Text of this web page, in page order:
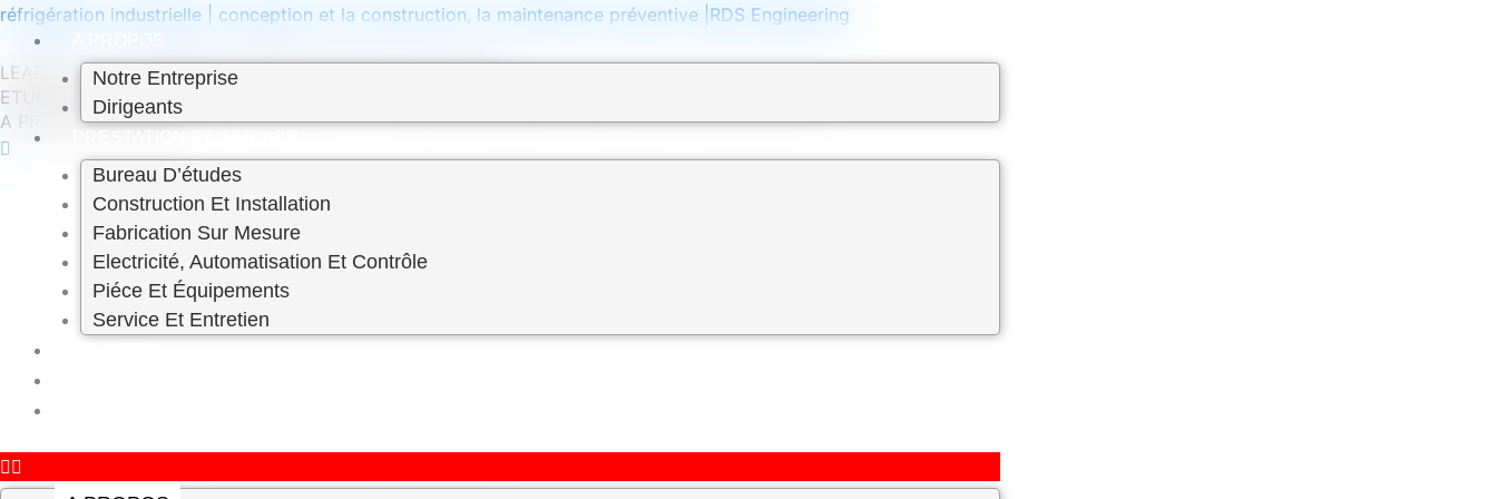
Skip
content
réfrigération industrielle | conception et la construction, la maintenance préventive |RDS Engineering
Notre Entreprise
Dirigeants
Bureau D’études
Construction Et Installation
Fabrication Sur Mesure
Electricité, Automatisation Et Contrôle
Piéce Et Équipements
Service Et Entretien
LEADER DE LA REFRIGERATION INDUSTRIELLE AU MAROC
ETUDE / CONCEPTION / CONSTRUCTION – ENTRETIEN PREVENTIF–FABRICATION SUR MESURE
A PROPOS DE NOUS